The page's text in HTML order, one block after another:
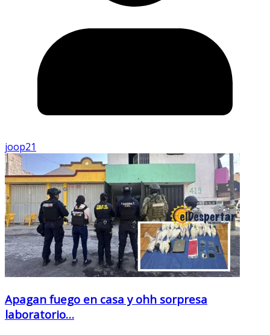
joop21
Apagan fuego en casa y ohh sorpresa
laboratorio…